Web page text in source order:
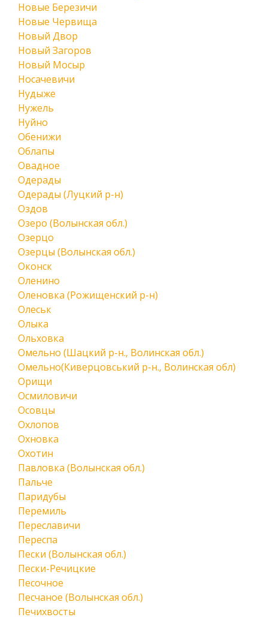
Новые Березичи
Новые Червища
Новый Двор
Новый Загоров
Новый Мосыр
Носачевичи
Нудыже
Нужель
Нуйно
Обенижи
Облапы
Овадное
Одерады
Одерады (Луцкий р-н)
Оздов
Озеро (Волынская обл.)
Озерцо
Озерцы (Волынская обл.)
Оконск
Оленино
Оленовка (Рожищенский р-н)
Олеськ
Олыка
Ольховка
Омельно (Шацкий р-н., Волинская обл.)
Омельно(Киверцовський р-н., Волинская обл)
Орищи
Осмиловичи
Осовцы
Охлопов
Охновка
Охотин
Павловка (Волынская обл.)
Пальче
Паридубы
Перемиль
Переславичи
Переспа
Пески (Волынская обл.)
Пески-Речицкие
Песочное
Песчаное (Волынская обл.)
Печихвосты